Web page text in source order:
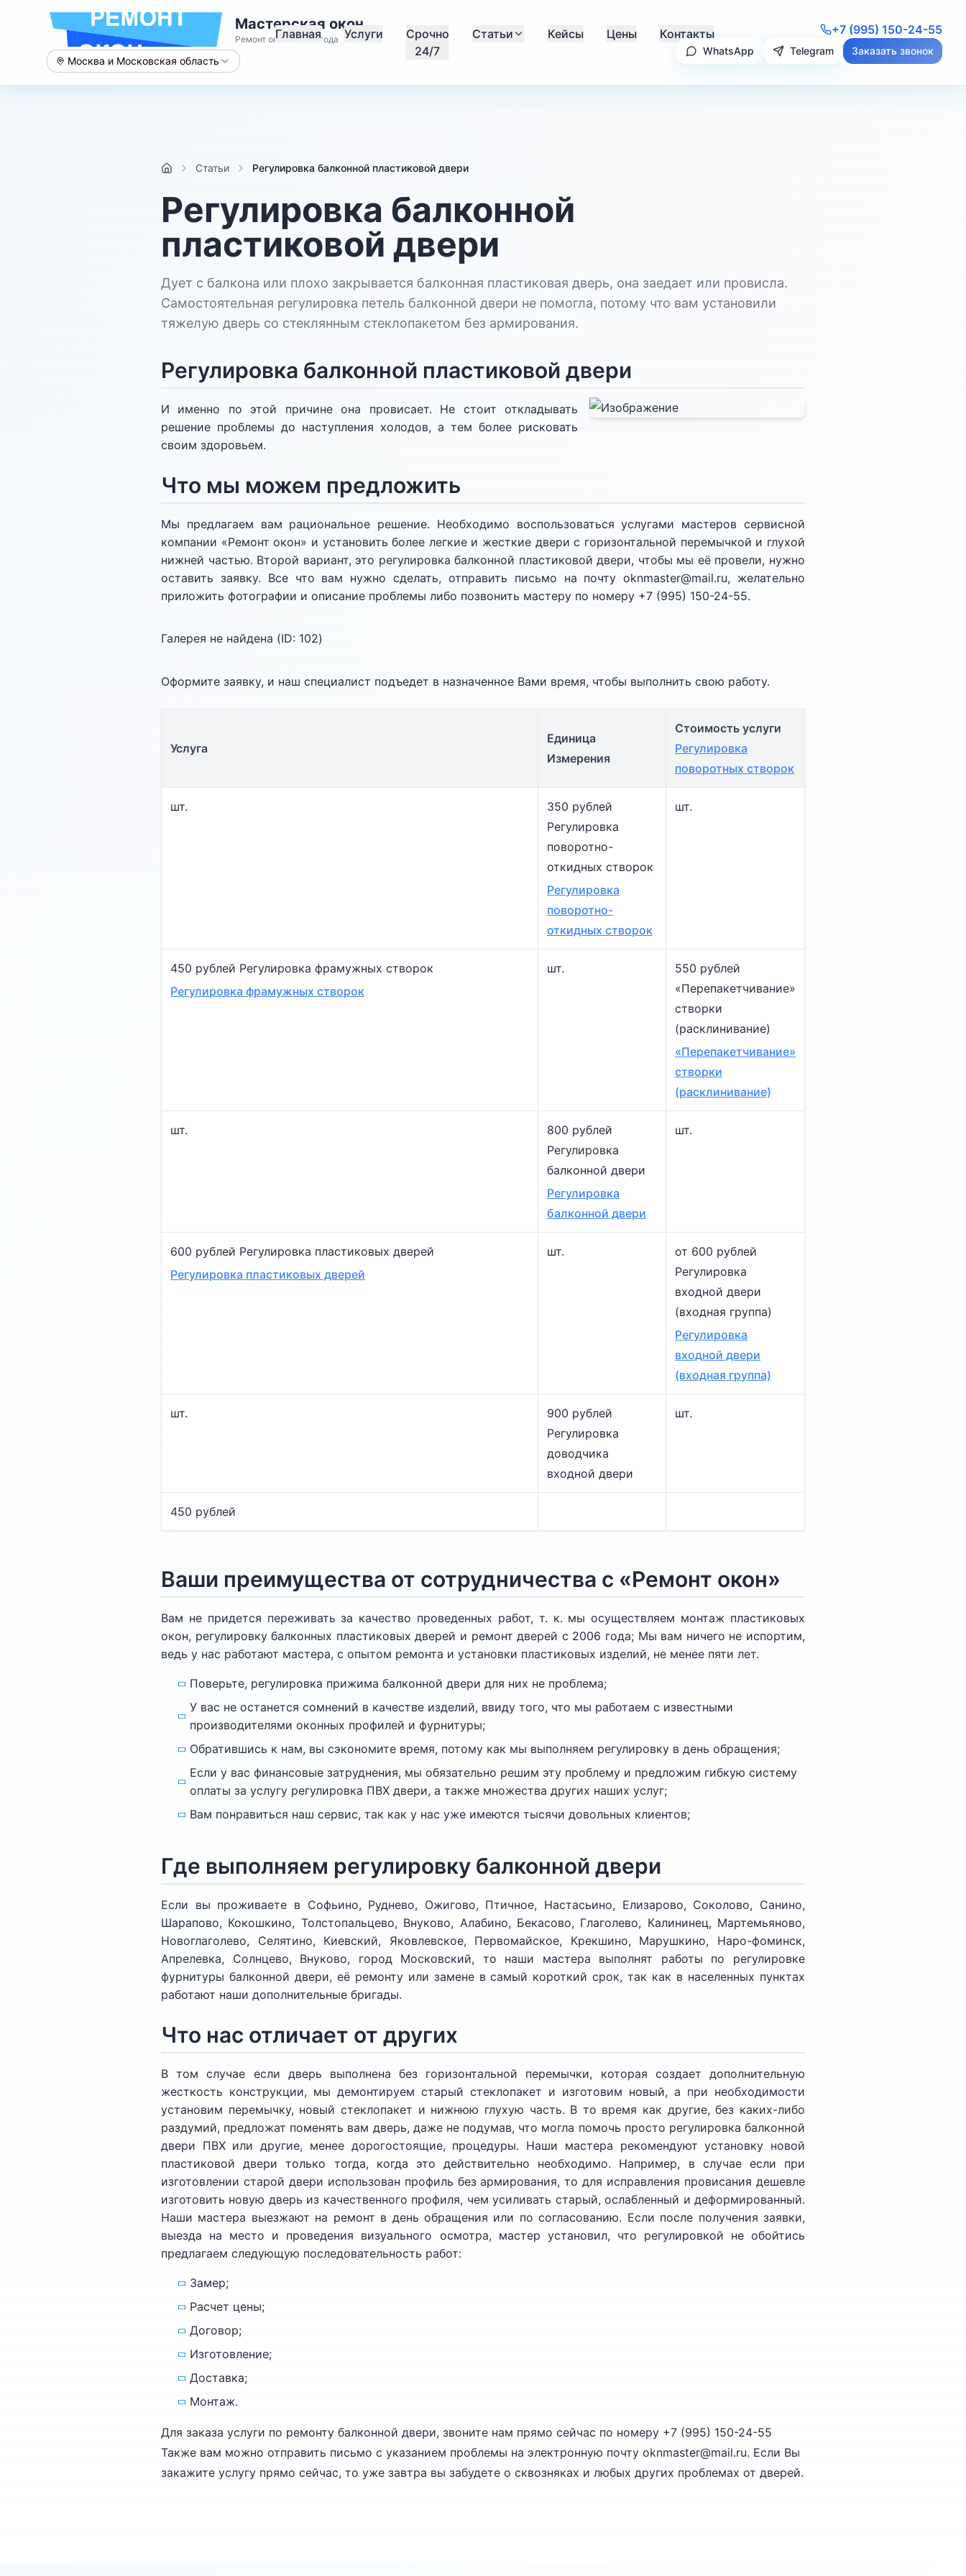
Мастерская окон
Ремонт окон с 2015 года
Москва и Московская область
Главная Услуги
Срочно
24/7
Статьи Кейсы Цены Контакты +7 (995) 150-24-55
WhatsApp Telegram Заказать звонок
Статьи Регулировка балконной пластиковой двери
Регулировка балконной
пластиковой двери
Дует с балкона или плохо закрывается балконная пластиковая дверь, она заедает или провисла.
Самостоятельная регулировка петель балконной двери не помогла, потому что вам установили
тяжелую дверь со стеклянным стеклопакетом без армирования.
Регулировка балконной пластиковой двери
И именно по этой причине она провисает. Не стоит откладывать
решение проблемы до наступления холодов, а тем более рисковать
своим здоровьем.
Что мы можем предложить
Мы предлагаем вам рациональное решение. Необходимо воспользоваться услугами мастеров сервисной
компании «Ремонт окон» и установить более легкие и жесткие двери с горизонтальной перемычкой и глухой
нижней частью. Второй вариант, это регулировка балконной пластиковой двери, чтобы мы её провели, нужно
оставить заявку. Все что вам нужно сделать, отправить письмо на почту oknmaster@mail.ru, желательно
приложить фотографии и описание проблемы либо позвонить мастеру по номеру +7 (995) 150-24-55.
Галерея не найдена (ID: 102)
Оформите заявку, и наш специалист подъедет в назначенное Вами время, чтобы выполнить свою работу.
Услуга
Единица
Измерения
Стоимость услуги
Регулировка
поворотных створок
шт.
350 рублей
Регулировка
поворотно-
откидных створок
Регулировка
поворотно-
откидных створок
шт.
450 рублей Регулировка фрамужных створок
Регулировка фрамужных створок
шт.
550 рублей
«Перепакетчивание»
створки
(расклинивание)
«Перепакетчивание»
створки
(расклинивание)
шт.
800 рублей
Регулировка
балконной двери
Регулировка
балконной двери
шт.
600 рублей Регулировка пластиковых дверей
Регулировка пластиковых дверей
шт.
от 600 рублей
Регулировка
входной двери
(входная группа)
Регулировка
входной двери
(входная группа)
шт.
900 рублей
Регулировка
доводчика
входной двери
шт.
450 рублей
Ваши преимущества от сотрудничества с «Ремонт окон»
Вам не придется переживать за качество проведенных работ, т. к. мы осуществляем монтаж пластиковых
окон, регулировку балконных пластиковых дверей и ремонт дверей с 2006 года; Мы вам ничего не испортим,
ведь у нас работают мастера, с опытом ремонта и установки пластиковых изделий, не менее пяти лет.
Поверьте, регулировка прижима балконной двери для них не проблема;
У вас не останется сомнений в качестве изделий, ввиду того, что мы работаем с известными
производителями оконных профилей и фурнитуры;
Обратившись к нам, вы сэкономите время, потому как мы выполняем регулировку в день обращения;
Если у вас финансовые затруднения, мы обязательно решим эту проблему и предложим гибкую систему
оплаты за услугу регулировка ПВХ двери, а также множества других наших услуг;
Вам понравиться наш сервис, так как у нас уже имеются тысячи довольных клиентов;
Где выполняем регулировку балконной двери
Если вы проживаете в Софьино, Руднево, Ожигово, Птичное, Настасьино, Елизарово, Соколово, Санино,
Шарапово, Кокошкино, Толстопальцево, Внуково, Алабино, Бекасово, Глаголево, Калининец, Мартемьяново,
Новоглаголево, Селятино, Киевский, Яковлевское, Первомайское, Крекшино, Марушкино, Наро-фоминск,
Апрелевка, Солнцево, Внуково, город Московский, то наши мастера выполнят работы по регулировке
фурнитуры балконной двери, её ремонту или замене в самый короткий срок, так как в населенных пунктах
работают наши дополнительные бригады.
Что нас отличает от других
В том случае если дверь выполнена без горизонтальной перемычки, которая создает дополнительную
жесткость конструкции, мы демонтируем старый стеклопакет и изготовим новый, а при необходимости
установим перемычку, новый стеклопакет и нижнюю глухую часть. В то время как другие, без каких-либо
раздумий, предложат поменять вам дверь, даже не подумав, что могла помочь просто регулировка балконной
двери ПВХ или другие, менее дорогостоящие, процедуры. Наши мастера рекомендуют установку новой
пластиковой двери только тогда, когда это действительно необходимо. Например, в случае если при
изготовлении старой двери использован профиль без армирования, то для исправления провисания дешевле
изготовить новую дверь из качественного профиля, чем усиливать старый, ослабленный и деформированный.
Наши мастера выезжают на ремонт в день обращения или по согласованию. Если после получения заявки,
выезда на место и проведения визуального осмотра, мастер установил, что регулировкой не обойтись
предлагаем следующую последовательность работ:
Замер;
Расчет цены;
Договор;
Изготовление;
Доставка;
Монтаж.
Для заказа услуги по ремонту балконной двери, звоните нам прямо сейчас по номеру +7 (995) 150-24-55
Также вам можно отправить письмо с указанием проблемы на электронную почту oknmaster@mail.ru. Если Вы
закажите услугу прямо сейчас, то уже завтра вы забудете о сквозняках и любых других проблемах от дверей.